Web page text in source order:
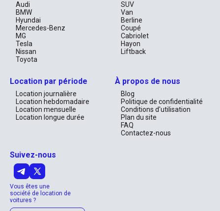
Audi
BMW
Hyundai
Mercedes-Benz
MG
Tesla
Nissan
Toyota
SUV
Van
Berline
Coupé
Cabriolet
Hayon
Liftback
Location par période
Location journalière
Location hebdomadaire
Location mensuelle
Location longue durée
À propos de nous
Blog
Politique de confidentialité
Conditions d'utilisation
Plan du site
FAQ
Contactez-nous
Suivez-nous
Vous êtes une
société de location de
voitures ?